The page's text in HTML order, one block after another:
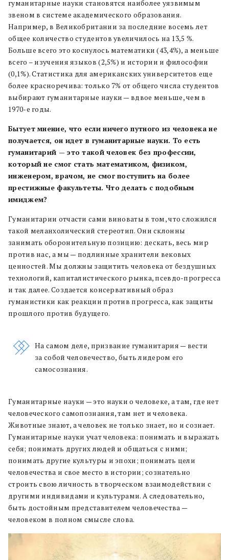
гуманитарные науки становятся наиболее уязвимым
звеном в системе академического образования.
Например, в Великобритании за последние восемь лет
общее количество студентов увеличилось на 13,5 %.
Больше всего это коснулось математики (43,4%), а меньше
всего – изучения языков (2,5%) и истории и философии
(0,1%). Статистика для американских университетов еще
более красноречива: только 7% от общего числа студентов
выбирают гуманитарные науки — вдвое меньше, чем в
1970-е годы.
Бытует мнение, что если ничего путного из человека не
получается, он идет в гуманитарные науки. То есть
гуманитарий — это такой человек без профессии,
который не смог стать математиком, физиком,
инженером, врачом, не смог поступить на более
престижные факультеты. Что делать с подобным
имиджем?
Гуманитарии отчасти сами виноваты в том, что сложился
такой меланхолический стереотип. Они склонны
занимать оборонительную позицию: дескать, весь мир
против нас, а мы — подлинные хранители вековых
ценностей. Мы должны защитить человека от бездушных
технологий, капиталистического рынка, псевдо-прогресса
и так далее. Создается консервативный образ
гуманистики как реакции против прогресса, как защиты
прошлого против будущего.
На самом деле, призвание гуманитария — вести
за собой человечество, быть лидером его
самосознания.
Гуманитарные науки — это науки о человеке, а там, где нет
человеческого самопознания, там нет и человека.
Животные знают, а человек не только знает, но и сознает.
Гуманитарные науки учат человека: понимать и выражать
себя; понимать других людей и общаться с ними;
понимать другие культуры и эпохи; понимать цели
человечества и свое место в истории; сознательно
строить свою личность в творческом взаимодействии с
другими индивидами и культурами. А следовательно,
быть достойным представителем человечества —
человеком в полном смысле слова.